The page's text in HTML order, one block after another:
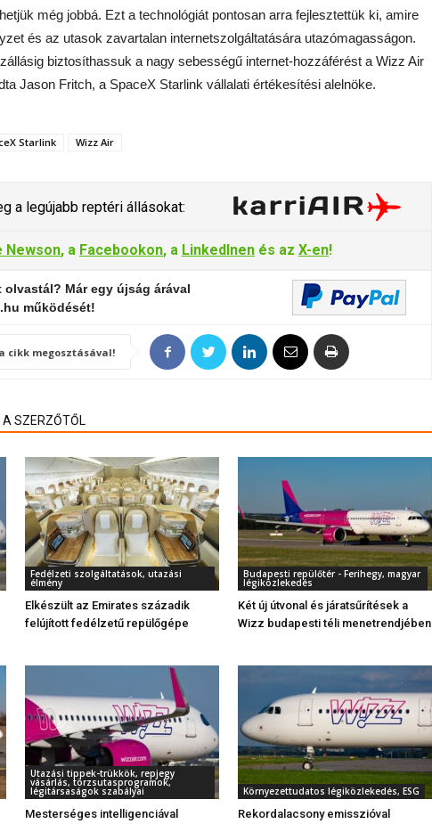
még jobbá. Ezt a technológiát pontosan arra fejlesztettük ki, amire
és az utasok zavartalan internetszolgáltatására utazómagasságon.
biztosíthassuk a nagy sebességű internet-hozzáférést a Wizz Air
Jason Fritch, a SpaceX Starlink vállalati értékesítési alelnöke.
Starlink Wizz Air
a legújabb reptéri állásokat:
Newson, a Facebookon, a LinkedInen és az X-en!
Már egy újság árával
működését!
cikk megosztásával!
SZERZŐTŐL
Fedélzeti szolgáltatások, utazási
élmény
Elkészült az Emirates századik
felújított fedélzetű repülőgépe
Budapesti repülőtér - Ferihegy, magyar
légiközlekedés
Két új útvonal és járatsűrítések a
Wizz budapesti téli menetrendjében
Utazási tippek-trükkök, repjegy
vásárlás, törzsutasprogramok,
légitársaságok szabályai
Mesterséges intelligenciával
Környezettudatos légiközlekedés, ESG
Rekordalacsony emisszióval